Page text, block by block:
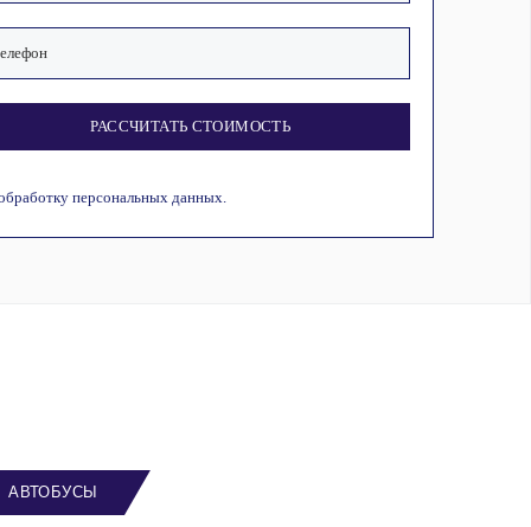
РАССЧИТАТЬ СТОИМОСТЬ
персональных данных.
АВТОБУСЫ